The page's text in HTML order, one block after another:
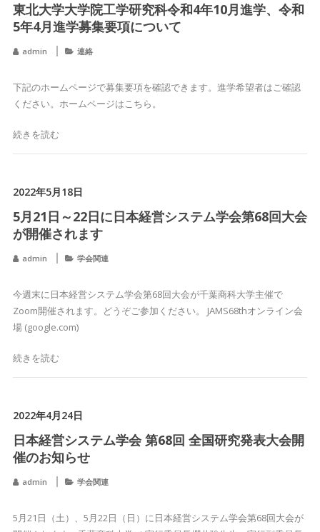
東北大学大学院工学研究科令和4年10月進学、令和
5年4月進学募集要項について
admin 連絡
下記のホームページで募集要項を確認できます。進学希望者はご確認
ください。ホームページはこちら。
続きを読む
2022年5月18日
5月21日～22日に日本経営システム学会第68回大会
が開催されます
admin 学会関連
今週末に日本経営システム学会第68回大会が千葉商科大学主催で
Zoom開催されます。どうぞご参加ください。 JAMS68thオンライン会
場 (google.com)
続きを読む
2022年4月24日
日本経営システム学会 第68回 全国研究発表大会開
催のお知らせ
admin 学会関連
5月21日（土）、5月22日（日）に日本経営システム学会第68回大会が